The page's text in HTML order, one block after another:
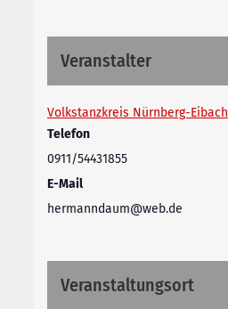
Veranstalter
Volkstanzkreis Nürnberg-Eibach
Telefon
0911/54431855
E-Mail
hermanndaum@web.de
Veranstaltungsort